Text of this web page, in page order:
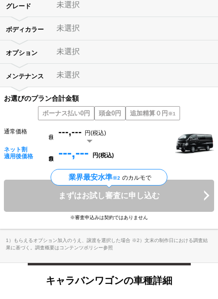
グレード 未選択
ボディカラー 未選択
オプション 未選択
メンテナンス 未選択
お選びのプラン合計金額
ボーナス払い0円 頭金0円 追加精算０円※1
通常価格 ---,--- 円(税込)
ネット割
適用後価格
---,--- 円(税込)
業界最安水準※2 のカルモで
まずはお試し審査に申し込む
※審査申込みは契約ではありません
1）もらえるオプション加入のうえ、譲渡を選択した場合 ※2）文末の制作日における調査結
果に基づく。調査概要はコンテンツポリシー参照
キャラバンワゴンの車種詳細